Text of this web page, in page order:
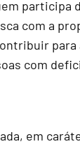
participa
com a
para
com
em